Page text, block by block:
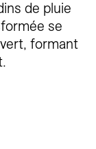
de pluie
se
formant